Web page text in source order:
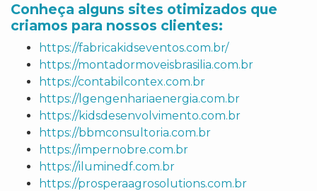
Conheça alguns sites otimizados que
criamos para nossos clientes:
https://fabricakidseventos.com.br/
https://montadormoveisbrasilia.com.br
https://contabilcontex.com.br
https://lgengenhariaenergia.com.br
https://kidsdesenvolvimento.com.br
https://bbmconsultoria.com.br
https://impernobre.com.br
https://iluminedf.com.br
https://prosperaagrosolutions.com.br